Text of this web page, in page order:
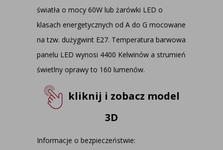
światła o mocy 60W lub żarówki LED o
klasach energetycznych od A do G mocowane
na tzw. dużygwint E27. Temperatura barwowa
panelu LED wynosi 4400 Kelwinów a strumień
świetlny oprawy to 160 lumenów.
kliknij i zobacz model
3D
Informacje o bezpieczeństwie: